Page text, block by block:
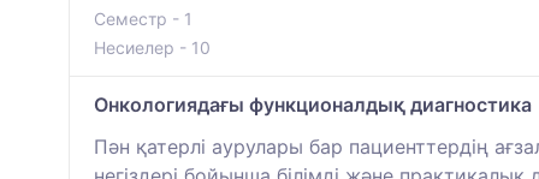
Семестр - 1
Несиелер - 10
Онкологиядағы функционалдық диагностика
Пән қатерлі аурулары бар пациенттердің